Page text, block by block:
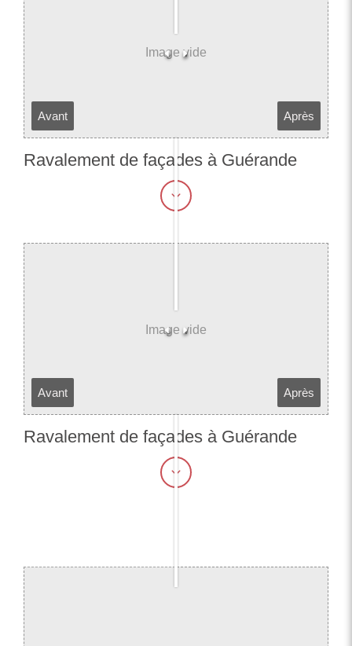
Avant Après
Ravalement de façades à Guérande​​​​​​​
Avant Après
Ravalement de façades à Guérande​​​​​​​